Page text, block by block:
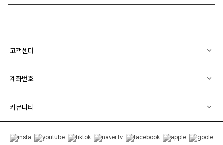
고객센터
계좌번호
커뮤니티